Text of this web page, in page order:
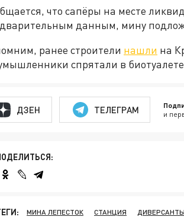
что сапёры на месте
данным, мину
ранее строители нашли на
спрятали в
ДЗЕН ТЕЛЕГРАМ и
МИНА ЛЕПЕСТОК СТАНЦИЯ ДИВЕРСАНТЫ